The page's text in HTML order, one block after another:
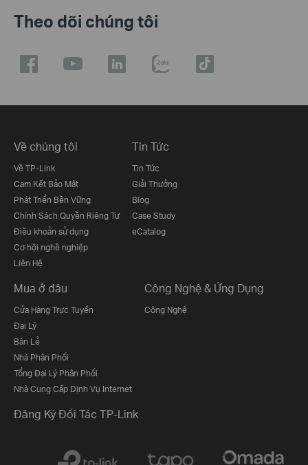
Theo dõi chúng tôi
Về chúng tôi
Về TP-Link
Cam Kết Bảo Mật
Phát Triển Bền Vững
Chính Sách Quyền Riêng Tư
Điều khoản sử dụng
Cơ hội nghề nghiệp
Liên Hệ
Tin Tức
Tin Tức
Giải Thưởng
Blog
Case Study
eCatalog
Mua ở đâu
Cửa Hàng Trực Tuyến
Đại Lý
Bán Lẻ
Nhà Phân Phối
Tổng Đại Lý Phân Phối
Nhà Cung Cấp Dịnh Vụ Internet
Công Nghệ & Ứng Dụng
Công Nghệ
Đăng Ký Đối Tác TP-Link